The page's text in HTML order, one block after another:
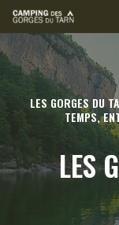
Aller
au
contenu
LES GORGES DU
TEMPS,
LES